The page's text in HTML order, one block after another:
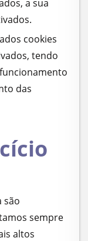
a sua
cookies
tendo
das
são
sempre
altos